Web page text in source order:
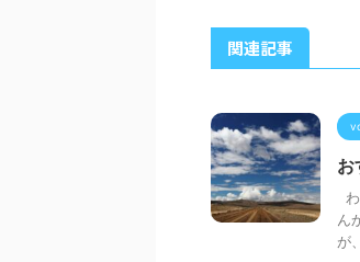
関連記事
ん
が